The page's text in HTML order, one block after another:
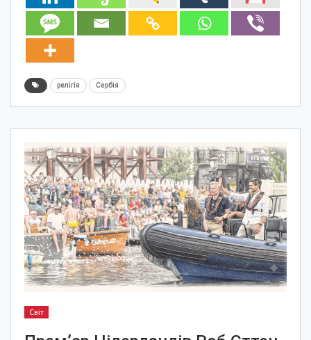
релігія Сербія
Світ